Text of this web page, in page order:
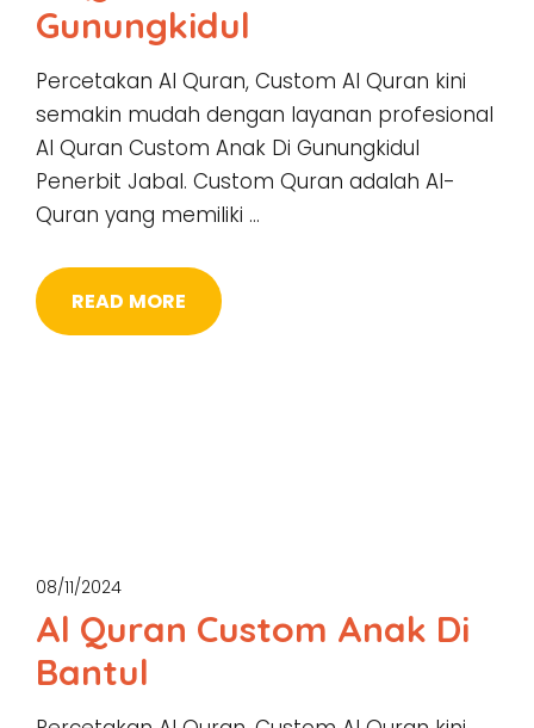
Gunungkidul
Percetakan Al Quran, Custom Al Quran kini
semakin mudah dengan layanan profesional
Al Quran Custom Anak Di Gunungkidul
Penerbit Jabal. Custom Quran adalah Al-
Quran yang memiliki …
READ MORE
08/11/2024
Al Quran Custom Anak Di
Bantul